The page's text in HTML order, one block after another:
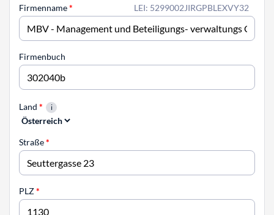
LEI: 5299002JIRGPBLEXVY32
Firmenname*
Firmenbuch
Land *
Straße*
PLZ*